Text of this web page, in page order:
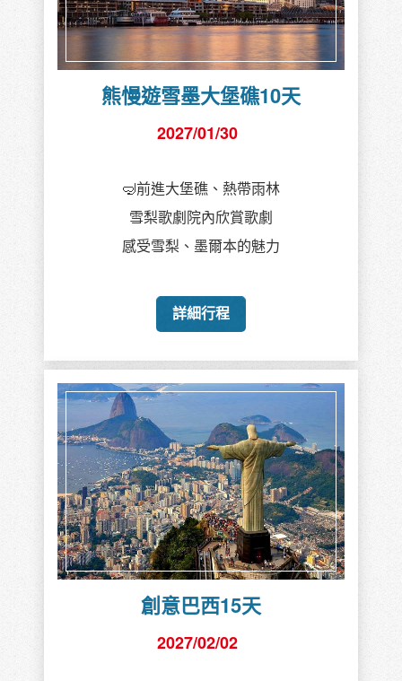
熊慢遊雪墨大堡礁10天
2027/01/30
🤿前進大堡礁、熱帶雨林
雪梨歌劇院內欣賞歌劇
感受雪梨、墨爾本的魅力
詳細行程
創意巴西15天
2027/02/02